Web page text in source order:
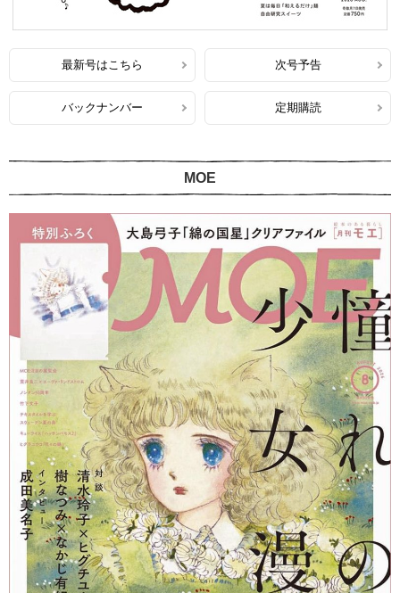
最新号はこちら 次号予告
バックナンバー 定期購読
MOE